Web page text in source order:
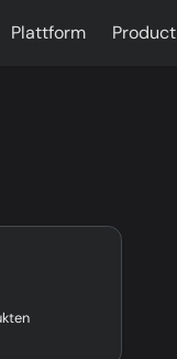
Plattform Product